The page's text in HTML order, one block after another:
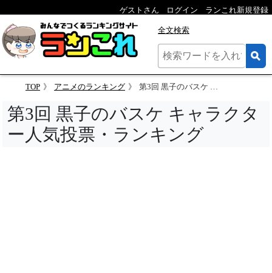
ゲストさん ログイン ランこれ新規登録
全文検索
TOP アニメのランキング 第3回 黒子のバスケ キャラクター人気投票
第3回 黒子のバスケ キャラクタ
ー人気投票・ランキング